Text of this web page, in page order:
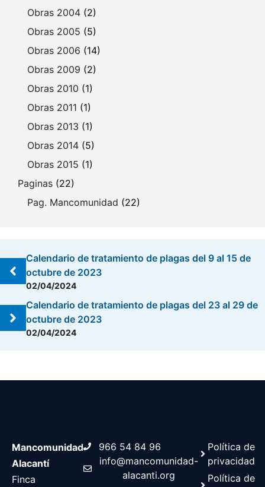
Obras 2004 (2)
Obras 2005 (5)
Obras 2006 (14)
Obras 2009 (2)
Obras 2010 (1)
Obras 2011 (1)
Obras 2013 (1)
Obras 2014 (5)
Obras 2015 (1)
Paginas (22)
Pag. Mancomunidad (22)
Calendario de tratamiento de plagas del 9 al 15 de
octubre de 2023
02/04/2024
Calendario de tratamiento de plagas del 23 al 29 de
octubre de 2023
02/04/2024
Mancomunidad
Alacantí
Finca
966 54 84 96
info@mancomunidad-
alacanti.org
Política de
privacidad
Política de